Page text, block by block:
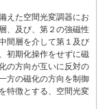
えた空間光変調器にお
、及び、第２の強磁性
間層を介して第１及び
初期化操作をせずに磁
の方向が互いに反対の
方の磁化の方向を制御
特徴とする、空間光変